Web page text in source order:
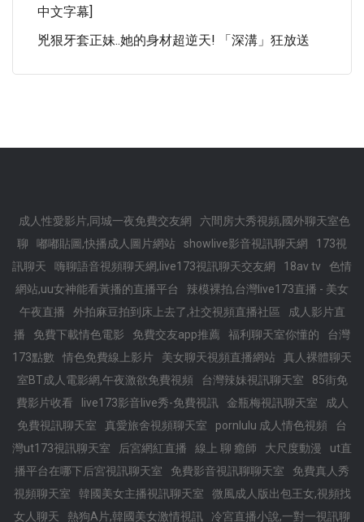
中文字幕]
兇狠牙套正妹..她的身材超逆天! 「深溝」狂放送
成人性愛影片,同城一夜免費交友網
六間房大秀視頻,國外聊天室色
聊
嘟嘟貼圖,快播成人圖片網站 showlive影音視訊聊天網
173視
訊聊天
嗨聊語音視頻聊天網,live173視訊聊天交友網 18av tv
色情
網站,uu女神能看黃播的直播平台
辣模裸拍,台灣live173直播 - 美女
午夜直播
外拍麻豆拍到床上去了,社交視頻直播社區
成人影片直
播
免費下載情色電影 免費交友app推薦 福利聊天室你懂的
台灣
173點數
情色免費線上影片 美女聊天視頻直播網站
真人裸體聊天
室BT成人電影網,午夜激欲免費視頻
台灣辣妹視訊聊天室
85街免
費影片收看
live173影音live秀-免費視訊 金瓶梅視訊聊天室
成人
免費視訊聊天室
真愛旅舍視頻聊天室 pornlulu 成人情色視頻
台
灣ut173視訊聊天室
后宮網紅直播 線上 聊 癒師 大尺度動漫
ut直
播平台在哪下后宮視訊聊天室
免費影音視訊聊聊天室
免費真人秀
視頻聊天室
韓國美女主播視訊聊天室
微風成人版出包王女,視頻找
女人聊天
熱狗A片,韓國美女激情視訊 冷宮直播小說,一對一視訊聊